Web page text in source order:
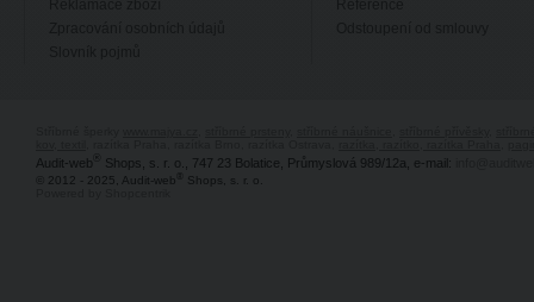
Audit-web Shops, s. r. o., 747 23 Bolatice, Průmyslová 989/12a, e-mail:
© 2012 - 2025, Audit-web
Shops, s. r. o.